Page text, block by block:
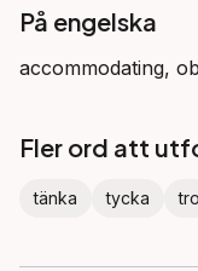
På engelska
accommodating,
Fler ord att
tänka tycka tro